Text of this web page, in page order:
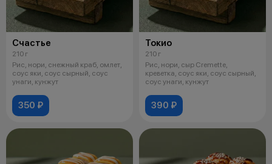
Счастье
210 г
Рис, нори, снежный краб, омлет,
соус яки, соус сырный, соус
унаги, кунжут
350 ₽
Токио
210 г
Рис, нори, сыр Cremette,
креветка, соус яки, соус сырный,
соус унаги, кунжут
390 ₽